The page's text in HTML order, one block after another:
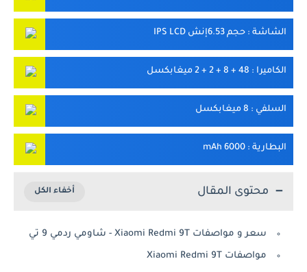
الشاشة : حجم 6.53إنش IPS LCD
الكاميرا : 48 + 8 + 2 + 2 ميغابكسل
السلفي : 8 ميغابكسل
البطارية : 6000 mAh
محتوى المقال
سعر و مواصفات Xiaomi Redmi 9T - شاومي ردمي 9 تي
مواصفات Xiaomi Redmi 9T